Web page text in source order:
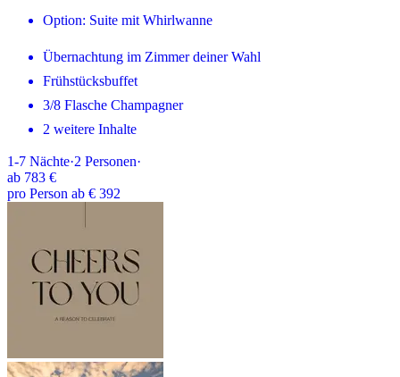
Option: Suite mit Whirlwanne
Übernachtung im Zimmer deiner Wahl
Frühstücksbuffet
3/8 Flasche Champagner
2 weitere Inhalte
1-7 Nächte·2 Personen·
ab 783 €
pro Person ab € 392